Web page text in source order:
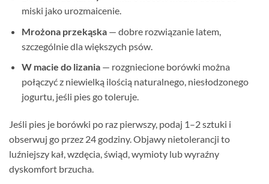
miski jako urozmaicenie.
Mrożona przekąska— dobre rozwiązanie latem,
szczególnie dla większych psów.
W macie do lizania— rozgniecione borówki można
połączyć z niewielką ilością naturalnego, niesłodzonego
jogurtu, jeśli pies go toleruje.
Jeśli pies je borówki po raz pierwszy, podaj 1–2 sztuki i
obserwuj go przez 24 godziny. Objawy nietolerancji to
luźniejszy kał, wzdęcia, świąd, wymioty lub wyraźny
dyskomfort brzucha.